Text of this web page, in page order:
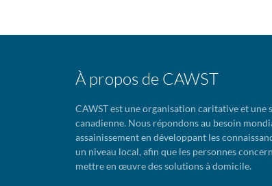
À propos de CAWST
CAWST est une organisation caritative et une
canadienne. Nous répondons au besoin
assainissement en développant les
un niveau local, afin que les personnes
mettre en œuvre des solutions à domicile.